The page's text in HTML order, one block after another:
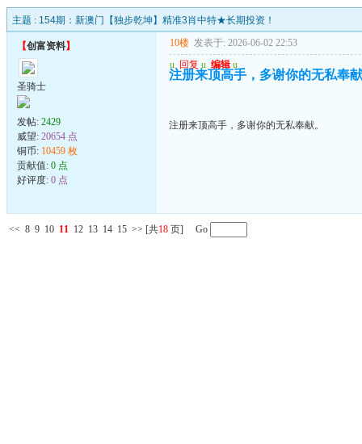
主题 : 154期：新澳门【独步乾坤】精准3肖中特★长期投资！
【创富资料】
圣骑士
发帖: 2429
威望: 20654 点
铜币: 10459 枚
贡献值: 0 点
好评度: 0 点
10楼 发表于: 2026-06-02 22:53
u 回复 u 编辑 u
注册来顶高手，多谢你的无私奉
注册来顶高手，多谢你的无私奉献。
<< 8 9 10 11 12 13 14 15 >> [共18 页] Go